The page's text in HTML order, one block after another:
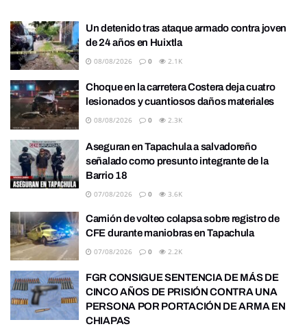
Un detenido tras ataque armado contra joven
de 24 años en Huixtla
08/08/2026 0 2.1K
Choque en la carretera Costera deja cuatro
lesionados y cuantiosos daños materiales
08/08/2026 0 2.3K
Aseguran en Tapachula a salvadoreño
señalado como presunto integrante de la
Barrio 18
07/08/2026 0 3.6K
Camión de volteo colapsa sobre registro de
CFE durante maniobras en Tapachula
07/08/2026 0 2.2K
FGR CONSIGUE SENTENCIA DE MÁS DE
CINCO AÑOS DE PRISIÓN CONTRA UNA
PERSONA POR PORTACIÓN DE ARMA EN
CHIAPAS